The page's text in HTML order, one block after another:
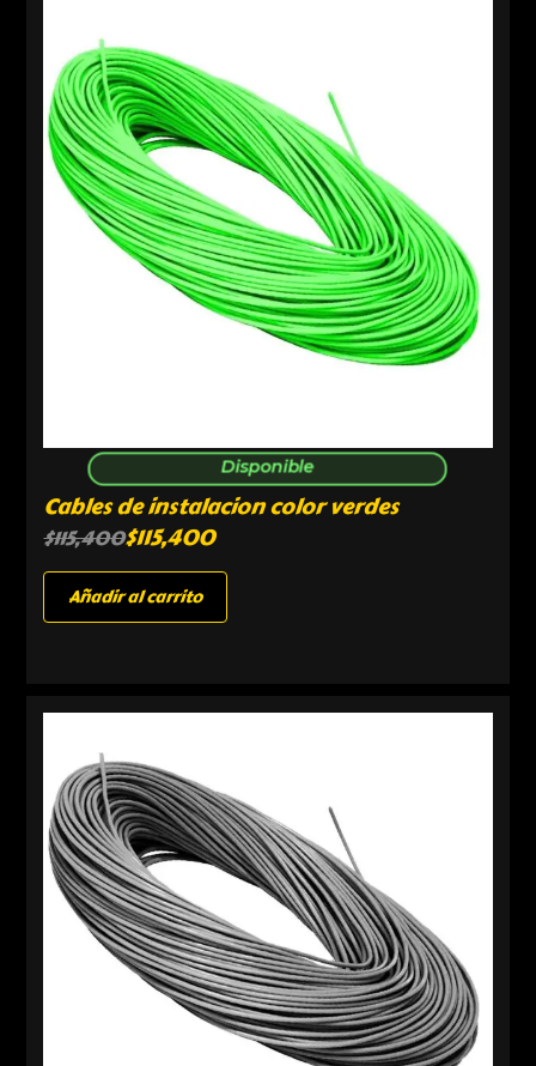
Disponible
Cables de instalacion color verdes
$115,400$115,400
Añadir al carrito